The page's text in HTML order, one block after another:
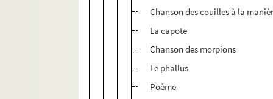
Chanson des couilles à la
La capote
Chanson des morpions
Le phallus
Poème